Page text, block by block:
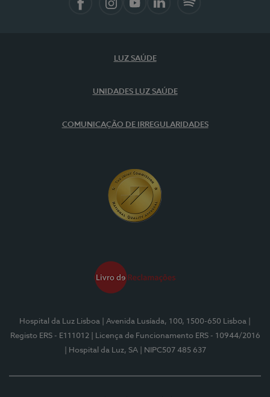
LUZ SAÚDE
UNIDADES LUZ SAÚDE
COMUNICAÇÃO DE IRREGULARIDADES
Hospital da Luz Lisboa | Avenida Lusíada, 100, 1500-650 Lisboa
Registo ERS - E111012
| Licença de Funcionamento ERS - 10944/2016
| Hospital da Luz, SA
| NIPC507 485 637